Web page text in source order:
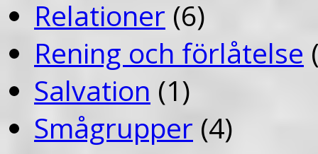
Relationer (6)
Rening och förlåtelse
Salvation (1)
Smågrupper (4)